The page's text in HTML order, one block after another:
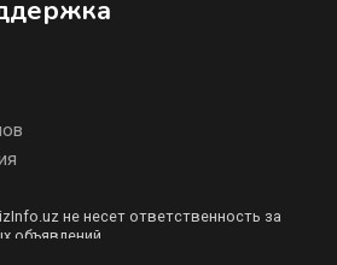
не несет ответственность за
объявлений.